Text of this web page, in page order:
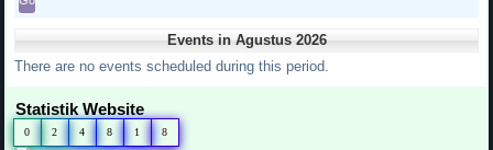
Events in Agustus 2026
There are no events scheduled during this period.
Statistik Website
0 2 4 8 1 8